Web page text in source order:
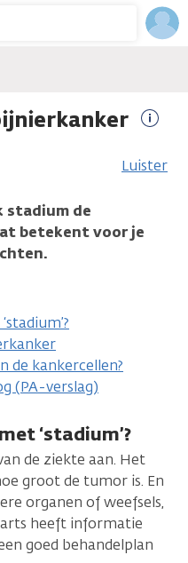
Luister
stadium de
betekent voor je
de kankercellen?
(PA-verslag)
‘stadium’?
de ziekte aan. Het
groot de tumor is. En
organen of weefsels,
heeft informatie
goed behandelplan